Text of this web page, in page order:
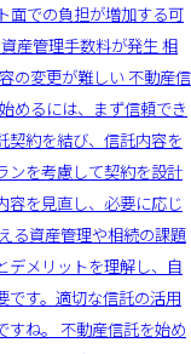
面での負担が増加する可
産管理手数料が発生 相
の変更が難しい 不動産信
めるには、まず信頼でき
契約を結び、信託内容を
ンを考慮して契約を設計
容を見直し、必要に応じ
る資産管理や相続の課題
デメリットを理解し、自
です。適切な信託の活用
すね。 不動産信託を始め